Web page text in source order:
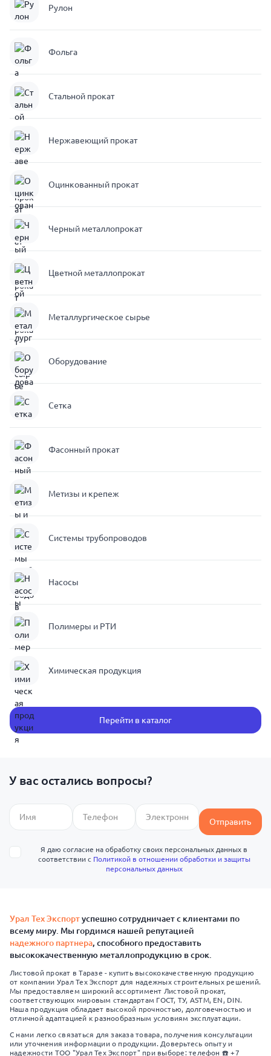
Рулон
Фольга
Стальной прокат
Нержавеющий прокат
Оцинкованный прокат
Черный металлопрокат
Цветной металлопрокат
Металлургическое сырье
Оборудование
Сетка
Фасонный прокат
Метизы и крепеж
Системы трубопроводов
Насосы
Полимеры и РТИ
Химическая продукция
Перейти в каталог
У вас остались вопросы?
Отправить
Я даю согласие на обработку своих персональных данных в
соответствии с Политикой в отношении обработки и защиты
персональных данных
Урал Тех Экспортуспешно сотрудничает с клиентами по
всему миру. Мы гордимся нашей репутацией
надежного партнера, способного предоставить
высококачественную металлопродукцию в срок.
Листовой прокат в Таразе - купить высококачественную продукцию
от компании Урал Тех Экспорт для надежных строительных решений.
Мы предоставляем широкий ассортимент Листовой прокат,
соответствующих мировым стандартам ГОСТ, ТУ, ASTM, EN, DIN.
Наша продукция обладает высокой прочностью, долговечностью и
отличной адаптацией к разнообразным условиям эксплуатации.
С нами легко связаться для заказа товара, получения консультации
или уточнения информации о продукции. Доверьтесь опыту и
надежности ТОО "Урал Тех Экспорт" при выборе: телефон ☎️ +7